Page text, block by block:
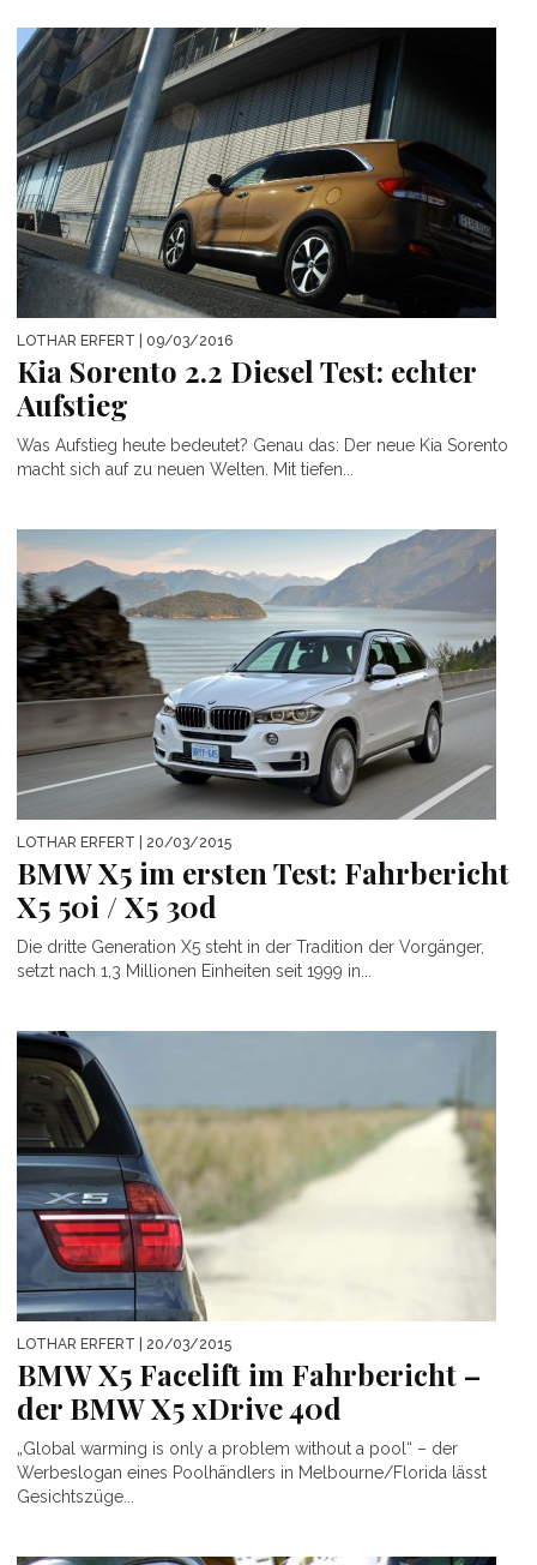
LOTHAR ERFERT | 09/03/2016
Kia Sorento 2.2 Diesel Test: echter
Aufstieg
Was Aufstieg heute bedeutet? Genau das: Der neue Kia Sorento
macht sich auf zu neuen Welten. Mit tiefen...
LOTHAR ERFERT | 20/03/2015
BMW X5 im ersten Test: Fahrbericht
X5 50i / X5 30d
Die dritte Generation X5 steht in der Tradition der Vorgänger,
setzt nach 1,3 Millionen Einheiten seit 1999 in...
LOTHAR ERFERT | 20/03/2015
BMW X5 Facelift im Fahrbericht –
der BMW X5 xDrive 40d
„Global warming is only a problem without a pool“ – der
Werbeslogan eines Poolhändlers in Melbourne/Florida lässt
Gesichtszüge...